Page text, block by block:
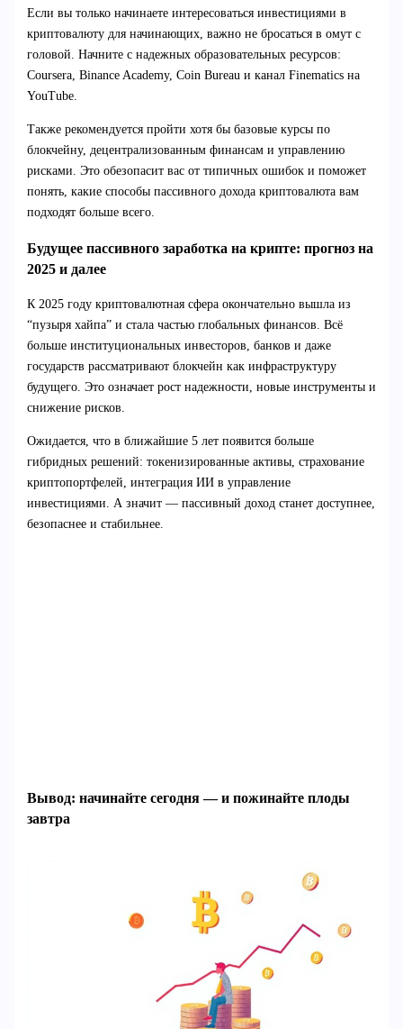
Если вы только начинаете интересоваться инвестициями в
криптовалюту для начинающих, важно не бросаться в омут с
головой. Начните с надежных образовательных ресурсов:
Coursera, Binance Academy, Coin Bureau и канал Finematics на
YouTube.
Также рекомендуется пройти хотя бы базовые курсы по
блокчейну, децентрализованным финансам и управлению
рисками. Это обезопасит вас от типичных ошибок и поможет
понять, какие способы пассивного дохода криптовалюта вам
подходят больше всего.
Будущее пассивного заработка на крипте: прогноз на
2025 и далее
К 2025 году криптовалютная сфера окончательно вышла из
“пузыря хайпа” и стала частью глобальных финансов. Всё
больше институциональных инвесторов, банков и даже
государств рассматривают блокчейн как инфраструктуру
будущего. Это означает рост надежности, новые инструменты и
снижение рисков.
Ожидается, что в ближайшие 5 лет появится больше
гибридных решений: токенизированные активы, страхование
криптопортфелей, интеграция ИИ в управление
инвестициями. А значит — пассивный доход станет доступнее,
безопаснее и стабильнее.
Вывод: начинайте сегодня — и пожинайте плоды
завтра